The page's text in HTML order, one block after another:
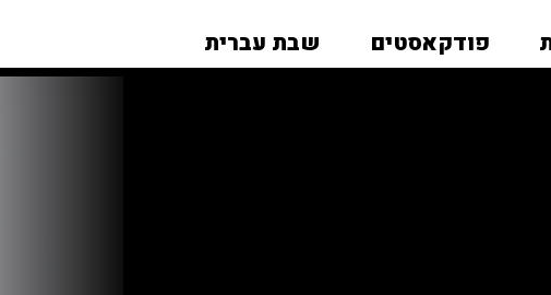
פודקאסטים שבת עברית